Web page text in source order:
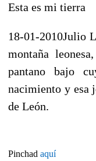
Esta es mi tierra
18-01-2010Julio
montaña
pantano bajo
nacimiento y esa
de León.
Pinchad aquí